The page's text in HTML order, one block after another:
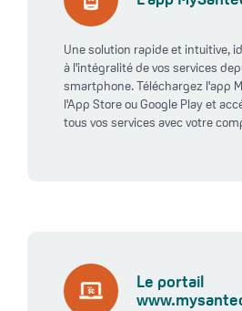
Une solution rapide et intuitive,
à l'intégralité de vos services
smartphone. Téléchargez l'app
l'App Store ou Google Play et
tous vos services avec votre
Le portail